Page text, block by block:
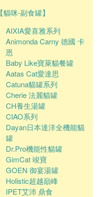
【貓咪-副食罐】
AIXIA愛喜雅系列
Animonda Carny 德國 卡
恩
Baby Like寶萊貓餐罐
Aatas Cat愛達思
Catuna貓罐系列
Cherie 法麗貓罐
CH養生湯罐
CIAO系列
Dayan日本達洋全機能貓
罐
Dr.Pro機能性貓罐
GimCat 竣寶
GOEN 御宴湯罐
Holistic超越巔峰
IPET艾沛 鼎食